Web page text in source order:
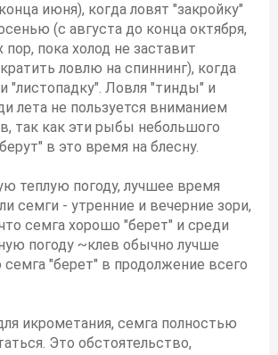
июня), когда ловят "закройку"
(с августа до конца октября,
пор, пока холод не заставит
ловлю на спиннинг), когда
"листопадку". Ловля "тинды" и
лета не пользуется вниманием
так как эти рыбы небольшого
в это время на блесну.
теплую погоду, лучшее время
семги - утренние и вечерние зори,
семга хорошо "берет" и среди
погоду ~клев обычно лучше
"берет" в продолжение всего
икрометания, семга полностью
Это обстоятельство,